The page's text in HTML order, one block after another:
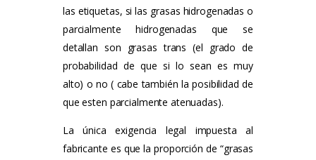
las etiquetas, si las grasas hidrogenadas o
parcialmente hidrogenadas que se
detallan son grasas trans (el grado de
probabilidad de que si lo sean es muy
alto) o no ( cabe también la posibilidad de
que esten parcialmente atenuadas).
La única exigencia legal impuesta al
fabricante es que la proporción de “grasas